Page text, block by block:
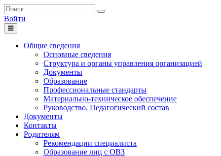
Войти
Toggle
navigation
Общие сведения
Основные сведения
Структура и органы управления организацией
Документы
Образование
Профессиональные стандарты
Материально-техническое обеспечение
Руководство. Педагогический состав
Документы
Контакты
Родителям
Рекомендации специалиста
Образование лиц с ОВЗ